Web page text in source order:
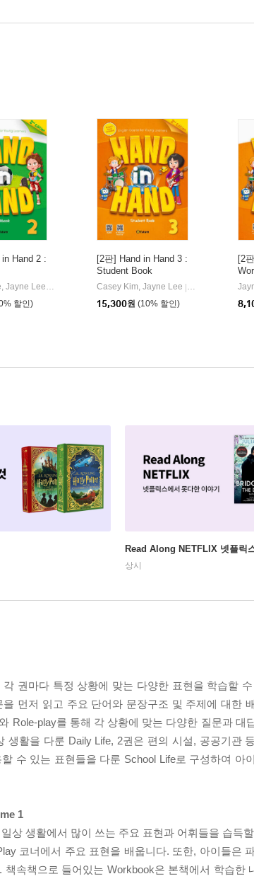
Hand 2 :
Julie Hulme, Jayne Lee
| 이퓨쳐(e-future)
할인)
[2판] Hand in Hand 3 :
Student Book
Casey Kim, Jayne Lee
이퓨쳐(e-future)
15,300원 (10% 할인)
[2
Read Along NETFLIX 넷플릭
상시
권마다 특정 상황에 맞는 다양한 표현을 학습할
먼저 읽고 주요 단어와 문장구조 및 주제에 대한
Role-play를 통해 각 상황에 맞는 다양한 질문과 대
활을 다룬 Daily Life, 2권은 편의 시설, 공공기관
수 있는 표현들을 다룬 School Life로 구성하여 아
1
상 생활에서 많이 쓰는 주요 표현과 어휘들을 습득
코너에서 주요 표현을 배웁니다. 또한, 아이들은
속책으로 들어있는 Workbook은 본책에서 학습한